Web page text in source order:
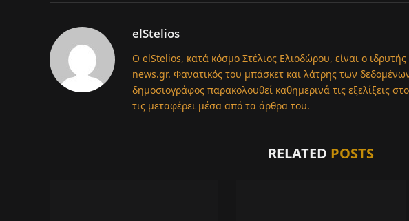
elStelios
Ο elStelios, κατά κόσμο Στέλιος Ελιοδώρου, είναι ο
news.gr. Φανατικός του μπάσκετ και λάτρης των
δημοσιογράφος παρακολουθεί καθημερινά τις εξελίξεις
τις μεταφέρει μέσα από τα άρθρα του.
RELATED POSTS